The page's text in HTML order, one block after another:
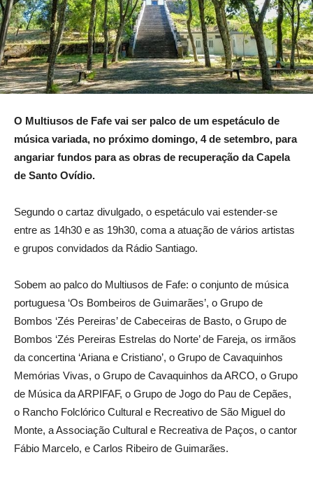
O Multiusos de Fafe vai ser palco de um espetáculo de
música variada, no próximo domingo, 4 de setembro, para
angariar fundos para as obras de recuperação da Capela
de Santo Ovídio.
Segundo o cartaz divulgado, o espetáculo vai estender-se
entre as 14h30 e as 19h30, coma a atuação de vários artistas
e grupos convidados da Rádio Santiago.
Sobem ao palco do Multiusos de Fafe: o conjunto de música
portuguesa ‘Os Bombeiros de Guimarães’, o Grupo de
Bombos ‘Zés Pereiras’ de Cabeceiras de Basto, o Grupo de
Bombos ‘Zés Pereiras Estrelas do Norte’ de Fareja, os irmãos
da concertina ‘Ariana e Cristiano’, o Grupo de Cavaquinhos
Memórias Vivas, o Grupo de Cavaquinhos da ARCO, o Grupo
de Música da ARPIFAF, o Grupo de Jogo do Pau de Cepães,
o Rancho Folclórico Cultural e Recreativo de São Miguel do
Monte, a Associação Cultural e Recreativa de Paços, o cantor
Fábio Marcelo, e Carlos Ribeiro de Guimarães.